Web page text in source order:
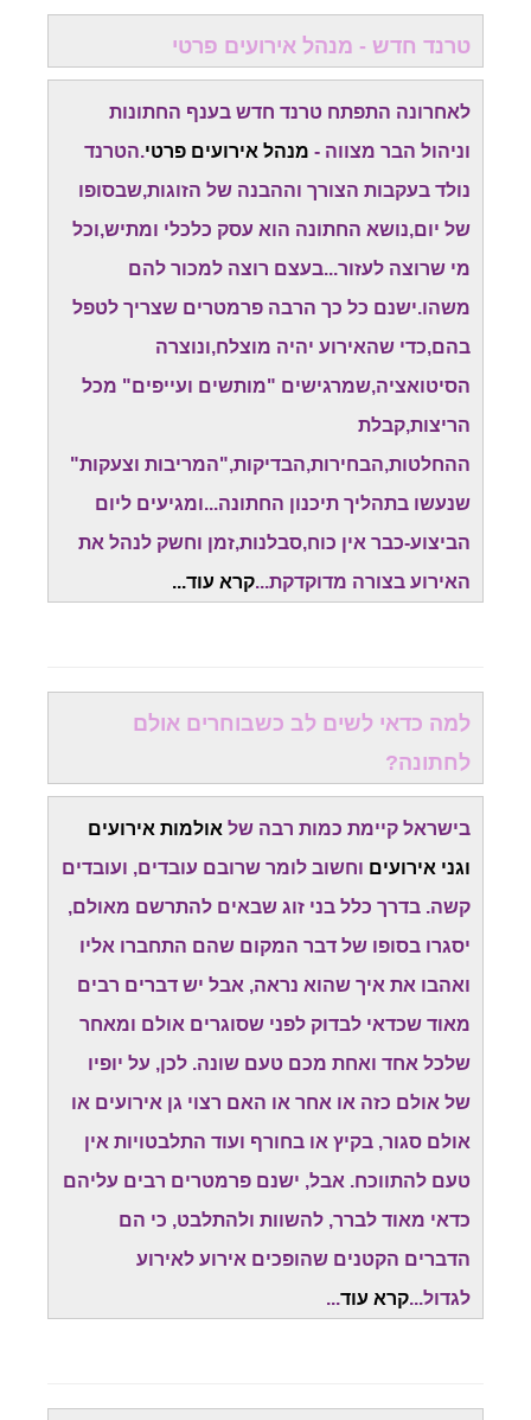
טרנד חדש - מנהל אירועים פרטי
לאחרונה התפתח טרנד חדש בענף החתונות
וניהול הבר מצווה - מנהל אירועים פרטי.הטרנד
נולד בעקבות הצורך וההבנה של הזוגות,שבסופו
של יום,נושא החתונה הוא עסק כלכלי ומתיש,וכל
מי שרוצה לעזור...בעצם רוצה למכור להם
משהו.ישנם כל כך הרבה פרמטרים שצריך לטפל
בהם,כדי שהאירוע יהיה מוצלח,ונוצרה
הסיטואציה,שמרגישים "מותשים ועייפים" מכל
הריצות,קבלת
ההחלטות,הבחירות,הבדיקות,"המריבות וצעקות"
שנעשו בתהליך תיכנון החתונה...ומגיעים ליום
הביצוע-כבר אין כוח,סבלנות,זמן וחשק לנהל את
האירוע בצורה מדוקדקת...קרא עוד...
למה כדאי לשים לב כשבוחרים אולם
לחתונה?
בישראל קיימת כמות רבה של אולמות אירועים
וגני אירועים וחשוב לומר שרובם עובדים, ועובדים
קשה. בדרך כלל בני זוג שבאים להתרשם מאולם,
יסגרו בסופו של דבר המקום שהם התחברו אליו
ואהבו את איך שהוא נראה, אבל יש דברים רבים
מאוד שכדאי לבדוק לפני שסוגרים אולם ומאחר
שלכל אחד ואחת מכם טעם שונה. לכן, על יופיו
של אולם כזה או אחר או האם רצוי גן אירועים או
אולם סגור, בקיץ או בחורף ועוד התלבטויות אין
טעם להתווכח. אבל, ישנם פרמטרים רבים עליהם
כדאי מאוד לברר, להשוות ולהתלבט, כי הם
הדברים הקטנים שהופכים אירוע לאירוע
לגדול...קרא עוד...